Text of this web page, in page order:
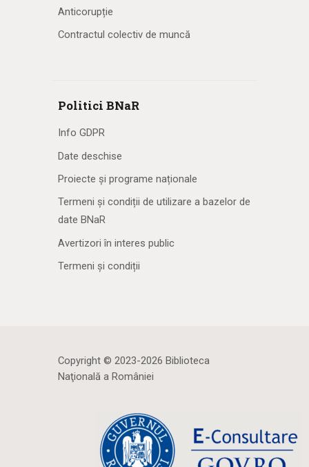
Anticorupție
Contractul colectiv de muncă
Politici BNaR
Info GDPR
Date deschise
Proiecte și programe naționale
Termeni și condiții de utilizare a bazelor de
date BNaR
Avertizori în interes public
Termeni și condiții
Copyright © 2023-2026 Biblioteca
Naţională a României